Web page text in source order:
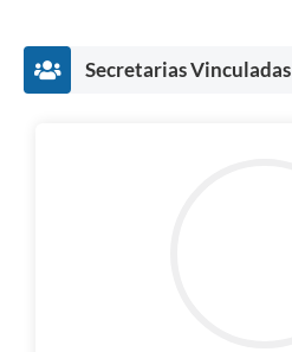
Secretarias Vinculadas